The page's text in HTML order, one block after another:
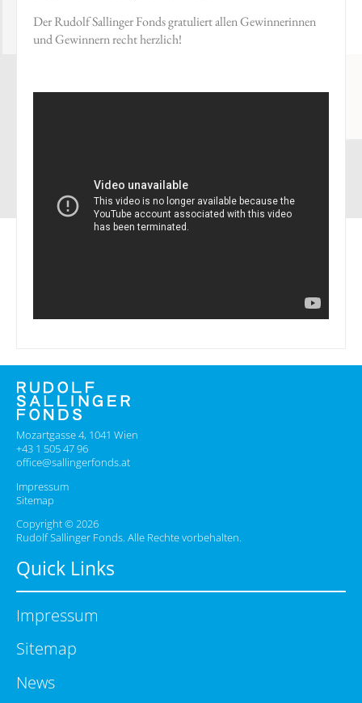
Der Rudolf Sallinger Fonds gratuliert allen Gewinnerinnen
und Gewinnern recht herzlich!
Mozartgasse 4, 1041 Wien
+43 1 505 47 96
office@sallingerfonds.at
Impressum
Sitemap
Copyright © 2026
Rudolf Sallinger Fonds. Alle Rechte vorbehalten.
Quick Links
Impressum
Sitemap
News